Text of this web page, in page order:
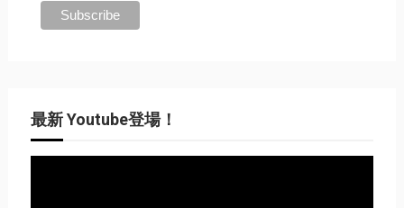
最新 Youtube登場！